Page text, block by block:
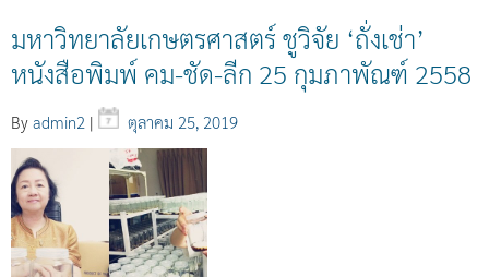
มหาวิทยาลัยเกษตรศาสตร์ ชูวิจัย ‘ถั่งเช่า’
หนังสือพิมพ์ คม-ชัด-ลีก 25 กุมภาพัณฑ์ 2558
By admin2 | ตุลาคม 25, 2019